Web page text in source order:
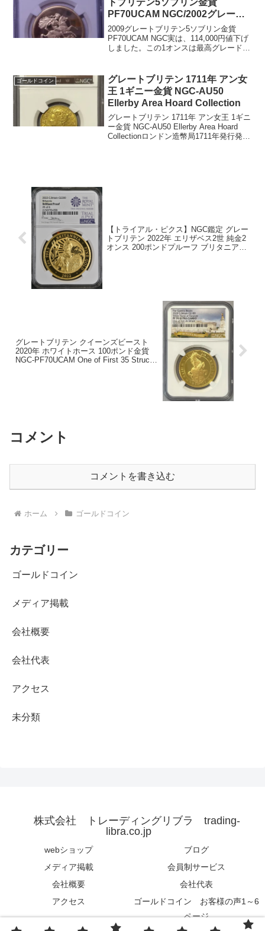
トブリテン5ソブリン金貨
PF70UCAM NGC/2002グレート
ブリテン 2ソブリン金貨PR69
DCAM PCGS
2009グレートブリテン5ソブリン金貨
PF70UCAM NGC実は、114,000円値下げ
しました。この1オンスは最高グレードで
PCGS62,000円値...
ゴールドコイン
グレートブリテン 1711年 アン女
王 1ギニー金貨 NGC-AU50
Ellerby Area Hoard Collection
グレートブリテン 1711年 アン女王 1ギニ
ー金貨 NGC-AU50 Ellerby Area Hoard
Collectionロンドン造幣局1711年発行発行
【トライアル・ピクス】NGC鑑定 グレー
トブリテン 2022年 エリザベス2世 純金2
オンス 200ポンドプルーフ ブリタニア金
グレートブリテン クイーンズビースト
2020年 ホワイトホース 100ポンド金貨
NGC-PF70UCAM One of First 35 Struck
コメント
コメントを書き込む
ホーム ゴールドコイン
カテゴリー
ゴールドコイン
メディア掲載
会社概要
会社代表
アクセス
未分類
株式会社 トレーディングリブラ trading-
libra.co.jp
webショップ
ブログ
メディア掲載
会員制サービス
会社概要
会社代表
アクセス
ゴールドコイン お客様の声1～6
ページ